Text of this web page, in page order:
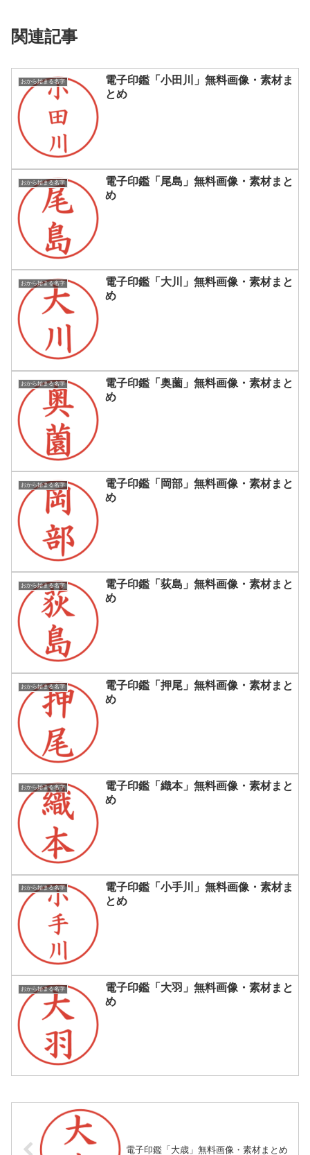
関連記事
おから始まる名字
電子印鑑「小田川」無料画像・素材ま
とめ
おから始まる名字
電子印鑑「尾島」無料画像・素材まと
め
おから始まる名字
電子印鑑「大川」無料画像・素材まと
め
おから始まる名字
電子印鑑「奥薗」無料画像・素材まと
め
おから始まる名字
電子印鑑「岡部」無料画像・素材まと
め
おから始まる名字
電子印鑑「荻島」無料画像・素材まと
め
おから始まる名字
電子印鑑「押尾」無料画像・素材まと
め
おから始まる名字
電子印鑑「織本」無料画像・素材まと
め
おから始まる名字
電子印鑑「小手川」無料画像・素材ま
とめ
おから始まる名字
電子印鑑「大羽」無料画像・素材まと
め
電子印鑑「大歳」無料画像・素材まとめ